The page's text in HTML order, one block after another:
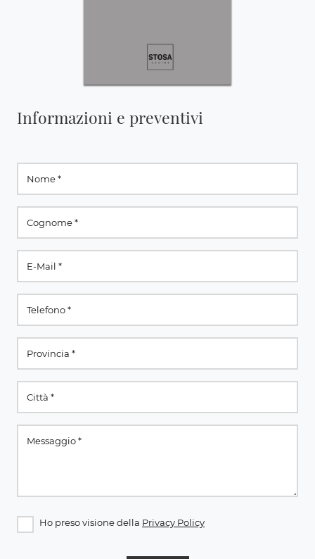
Informazioni e preventivi
Ho preso visione della Privacy Policy